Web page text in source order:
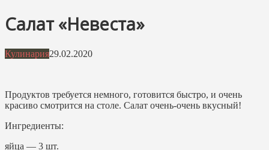
Салат «Невеста»
Кулинария29.02.2020
Продуктов требуется немного, готовится быстро, и очень
красиво смотрится на столе. Салат очень-очень вкусный!
Ингредиенты:
яйца — 3 шт.